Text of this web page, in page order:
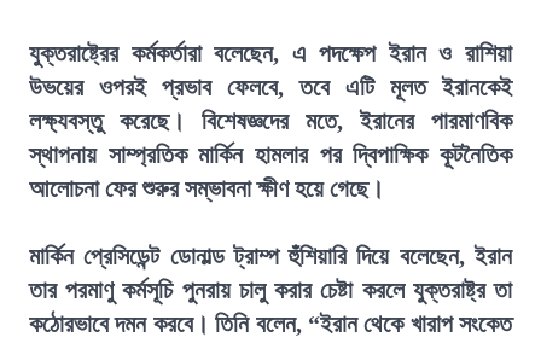
যুক্তরাষ্ট্রের কর্মকর্তারা বলেছেন, এ পদক্ষেপ ইরান ও রাশিয়া
উভয়ের ওপরই প্রভাব ফেলবে, তবে এটি মূলত ইরানকেই
লক্ষ্যবস্তু করেছে। বিশেষজ্ঞদের মতে, ইরানের পারমাণবিক
স্থাপনায় সাম্প্রতিক মার্কিন হামলার পর দ্বিপাক্ষিক কূটনৈতিক
আলোচনা ফের শুরুর সম্ভাবনা ক্ষীণ হয়ে গেছে।
মার্কিন প্রেসিডেন্ট ডোনাল্ড ট্রাম্প হুঁশিয়ারি দিয়ে বলেছেন, ইরান
তার পরমাণু কর্মসূচি পুনরায় চালু করার চেষ্টা করলে যুক্তরাষ্ট্র তা
কঠোরভাবে দমন করবে। তিনি বলেন, “ইরান থেকে খারাপ সংকেত